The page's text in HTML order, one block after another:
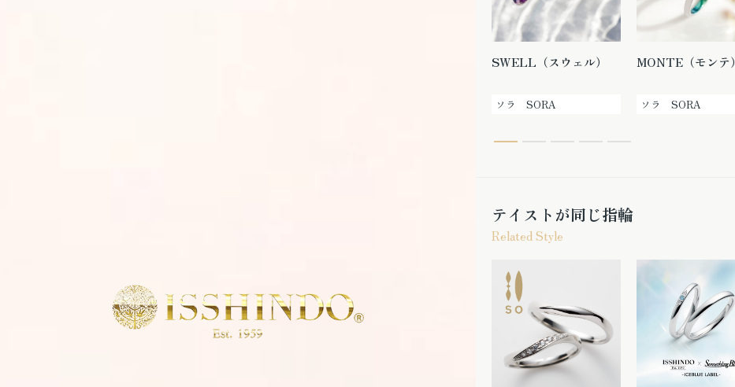
SWELL（スウェル）
ソラ SORA
MONTE（モンテ）
ソラ SORA
テイストが同じ指輪
Related Style